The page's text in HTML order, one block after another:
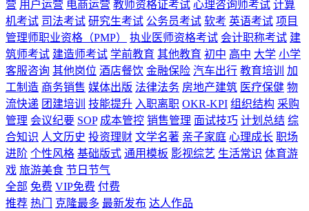
营 用户运营 电商运营 教师资格证考试 心理咨询师考试 计算
机考试 司法考试 研究生考试 公务员考试 软考 英语考试 项目
管理师职业资格（PMP）
执业医师资格考试 会计职称考试 建
筑师考试 建造师考试 学前教育 其他教育 初中 高中 大学 小学
客服咨询 其他岗位 酒店餐饮 金融保险 汽车出行 教育培训
加
工制造 商务销售 媒体出版 法律法务 房地产建筑 医疗保健 物
流快递 团建培训 技能提升 入职离职 OKR-KPI 组织结构 采购
管理 会议纪要 SOP 成本管控 销售管理 面试技巧 计划总结 综
合知识 人文历史 投资理财 文学名著 亲子家庭 心理成长 职场
进阶 个性风格 基础版式 通用模板 影视综艺 生活常识 体育游
戏 旅游美食 节日节气
全部 免费 VIP免费 付费
推荐 热门 克隆最多 最新发布 达人作品